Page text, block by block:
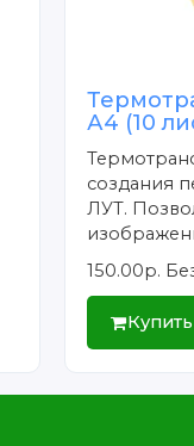
А4 (10
создания
ЛУТ.
150.00р.
Купить